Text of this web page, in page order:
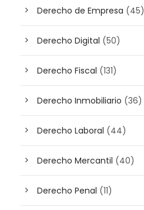
Derecho de Empresa (45)
Derecho Digital (50)
Derecho Fiscal (131)
Derecho Inmobiliario (36)
Derecho Laboral (44)
Derecho Mercantil (40)
Derecho Penal (11)